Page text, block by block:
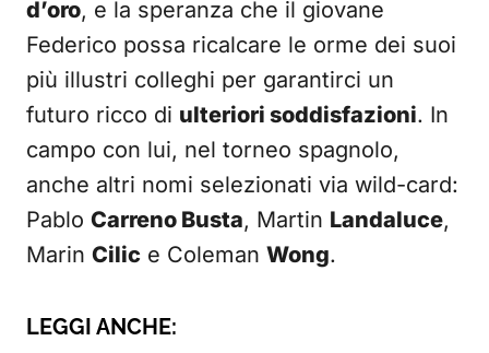
d’oro, e la speranza che il giovane
Federico possa ricalcare le orme dei suoi
più illustri colleghi per garantirci un
futuro ricco di ulteriori soddisfazioni. In
campo con lui, nel torneo spagnolo,
anche altri nomi selezionati via wild-card:
Pablo Carreno Busta, Martin Landaluce,
Marin Cilic e Coleman Wong.
LEGGI ANCHE: